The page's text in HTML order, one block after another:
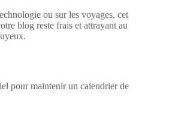
ou sur les voyages, cet
blog reste frais et attrayant au
pour maintenir un calendrier de